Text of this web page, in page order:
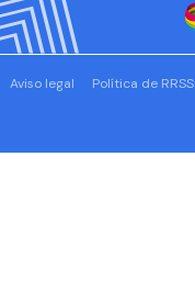
Aviso legal Política de RRSS